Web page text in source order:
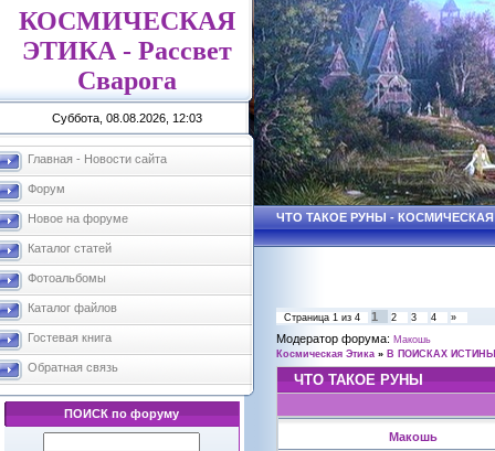
КОСМИЧЕСКАЯ
ЭТИКА - Рассвет
Сварога
Суббота, 08.08.2026, 12:03
Главная - Новости сайта
Форум
Новое на форуме
Каталог статей
Фотоальбомы
Каталог файлов
Гостевая книга
Обратная связь
ПОИСК по форуму
ЧТО ТАКОЕ РУНЫ -
Страница 1 из 4 1 2 3 4 »
Модератор форума: Макошь
Космическая Этика » В ПОИСКАХ ИСТИНЫ
ЧТО ТАКОЕ РУНЫ
Макошь